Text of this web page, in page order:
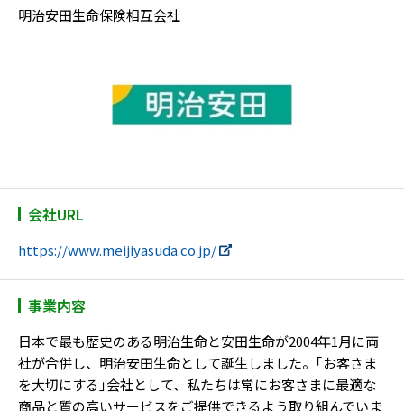
明治安田生命保険相互会社
会社URL
https://www.meijiyasuda.co.jp/
事業内容
日本で最も歴史のある明治生命と安田生命が2004年1月に両
社が合併し、明治安田生命として誕生しました。｢お客さま
を大切にする｣会社として、私たちは常にお客さまに最適な
商品と質の高いサービスをご提供できるよう取り組んでいま